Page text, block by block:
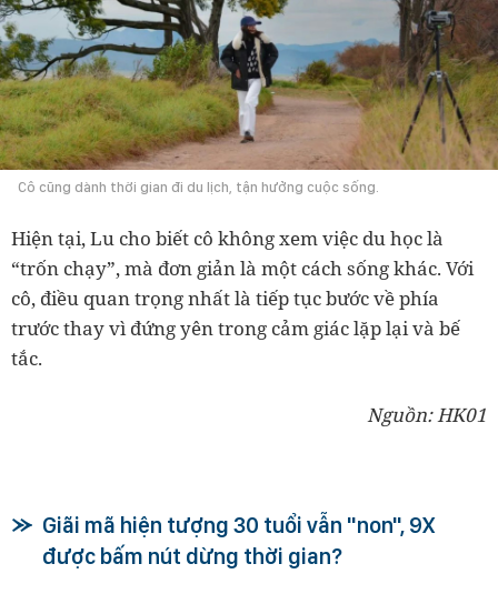
Cô cũng dành thời gian đi du lịch, tận hưởng cuộc sống.
Hiện tại, Lu cho biết cô không xem việc du học là
“trốn chạy”, mà đơn giản là một cách sống khác. Với
cô, điều quan trọng nhất là tiếp tục bước về phía
trước thay vì đứng yên trong cảm giác lặp lại và bế
tắc.
Nguồn: HK01
Giãi mã hiện tượng 30 tuổi vẫn "non", 9X
được bấm nút dừng thời gian?